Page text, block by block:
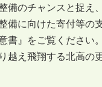
のチャンスと捉え
に向けた寄付等の
』をご覧ください。
え飛翔する北高の更